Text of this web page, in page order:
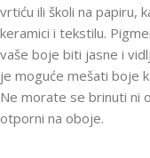
vrtiću ili školi na papiru,
keramici i tekstilu.
vaše boje biti jasne i
je moguće mešati boje
Ne morate se brinuti ni
otporni na oboje.